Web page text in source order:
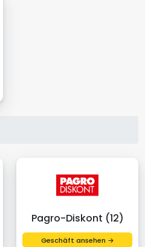
Pagro-Diskont (12)
Geschäft ansehen →